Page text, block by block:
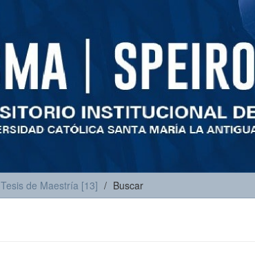
Tesis de Maestría [13] Buscar